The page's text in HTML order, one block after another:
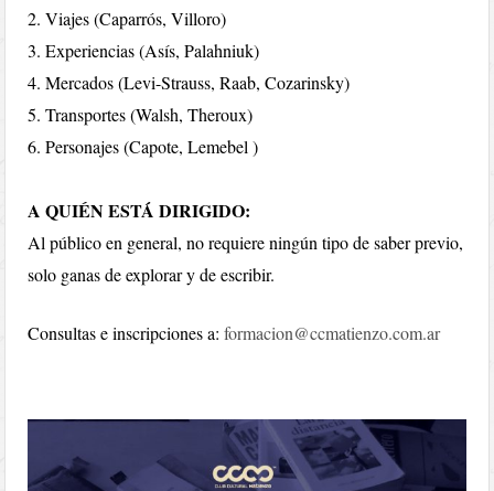
2. Viajes (Caparrós, Villoro)
3. Experiencias (Asís, Palahniuk)
4. Mercados (Levi-Strauss, Raab, Cozarinsky)
5. Transportes (Walsh, Theroux)
6. Personajes (Capote, Lemebel )
A QUIÉN ESTÁ DIRIGIDO:
Al público en general, no requiere ningún tipo de saber previo,
solo ganas de explorar y de escribir.
Consultas e inscripciones a:formacion@ccmatienzo.com.ar